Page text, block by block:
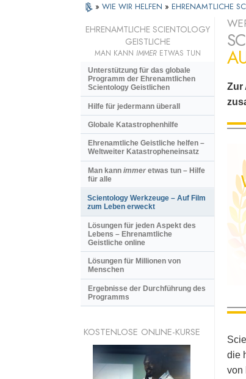
» WIE WIR HELFEN » EHRENAMTLICHE
Zur
die
von
EHRENAMTLICHE SCIENTOLOGY
GEISTLICHE
MAN KANN IMMERETWAS TUN
Unterstützung für das globale
Programm der Ehrenamtlichen
Scientology Geistlichen
Hilfe für jedermann überall
Globale Katastrophenhilfe
Ehrenamtliche Geistliche helfen –
Weltweiter Katastropheneinsatz
Man kann immer etwas tun – Hilfe
für alle
Scientology Werkzeuge – Auf Film
zum Leben erweckt
Lösungen für jeden Aspekt des
Lebens – Ehrenamtliche
Geistliche online
Lösungen für Millionen von
Menschen
Ergebnisse der Durchführung des
Programms
KOSTENLOSE ONLINE-KURSE